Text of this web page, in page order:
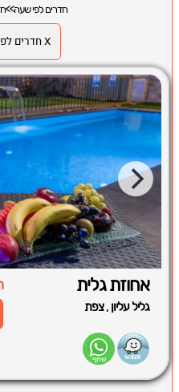
חדרים לפי שעה>>
X חדרים לפי שעה בצפת
אחוזת גלית
גליל עליון ,צפת